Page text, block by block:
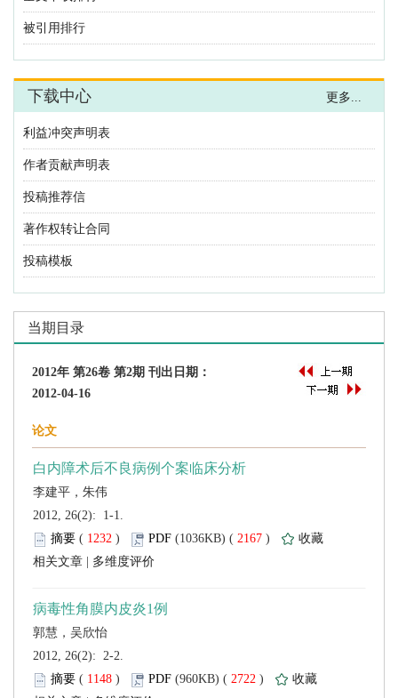
利益冲突声明表
作者贡献声明表
投稿推荐信
著作权转让合同
投稿模板
2012, 26(2): 1-1.
(
) 2167 )
2012, 26(2): 2-2.
(
) 2722 )